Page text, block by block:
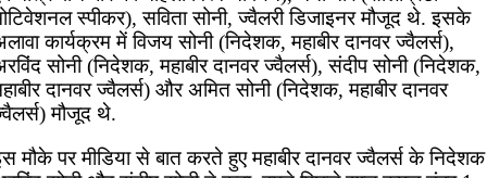
स्पीकर), सविता सोनी, ज्वैलरी डिजाइनर मौजूद थे. इसके
कार्यक्रम में विजय सोनी (निदेशक, महाबीर दानवर ज्वैलर्स),
सोनी (निदेशक, महाबीर दानवर ज्वैलर्स), संदीप सोनी (निदेशक,
दानवर ज्वैलर्स) और अमित सोनी (निदेशक, महाबीर दानवर
मौजूद थे.
मौके पर मीडिया से बात करते हुए महाबीर दानवर ज्वैलर्स के निदेशक